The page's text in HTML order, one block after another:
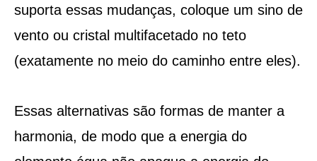
suporta essas mudanças, coloque um sino de
vento ou cristal multifacetado no teto
(exatamente no meio do caminho entre eles).
Essas alternativas são formas de manter a
harmonia, de modo que a energia do